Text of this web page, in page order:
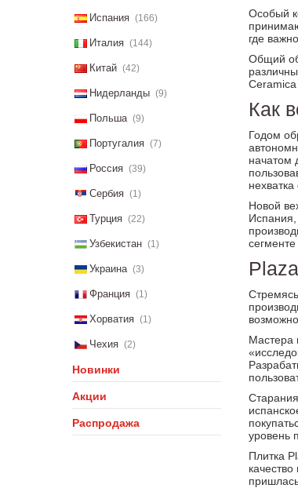
Испания (166)
Италия (144)
Китай (42)
Нидерланды (9)
Польша (9)
Португалия (7)
Россия (39)
Сербия (1)
Турция (22)
Узбекистан (1)
Украина (3)
Франция (1)
Хорватия (1)
Чехия (2)
Новинки
Акции
Распродажа
Особый
где
Общий
Как
Годом
начатом
Новой
Мастера
уровень
Плитка